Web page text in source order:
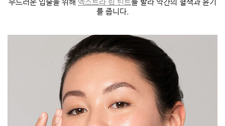
를 줍니다.